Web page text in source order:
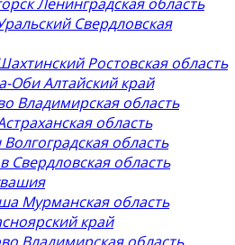
Свердловская
Ростовская область
Оби Алтайский край
Владимирская область
область
область
область
Мурманская область
край